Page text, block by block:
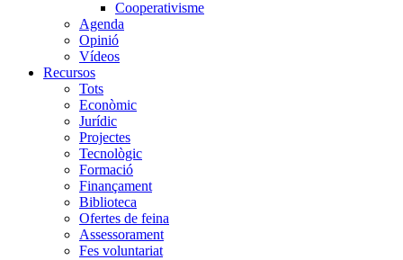
Cooperativisme
Agenda
Opinió
Vídeos
Recursos
Tots
Econòmic
Jurídic
Projectes
Tecnològic
Formació
Finançament
Biblioteca
Ofertes de feina
Assessorament
Fes voluntariat